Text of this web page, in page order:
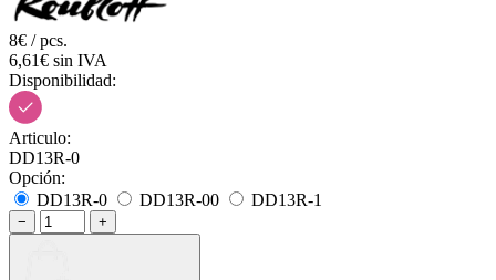
8€ / pcs.
6,61€ sin IVA
Disponibilidad:
Articulo:
DD13R-0
Opción:
DD13R-0
DD13R-00 DD13R-1
− +